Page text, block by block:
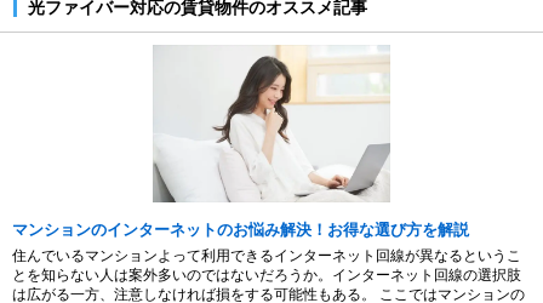
光ファイバー対応の賃貸物件のオススメ記事
マンションのインターネットのお悩み解決！お得な選び方を解説
住んでいるマンションよって利用できるインターネット回線が異なるというこ
とを知らない人は案外多いのではないだろうか。インターネット回線の選択肢
は広がる一方、注意しなければ損をする可能性もある。 ここではマンションの